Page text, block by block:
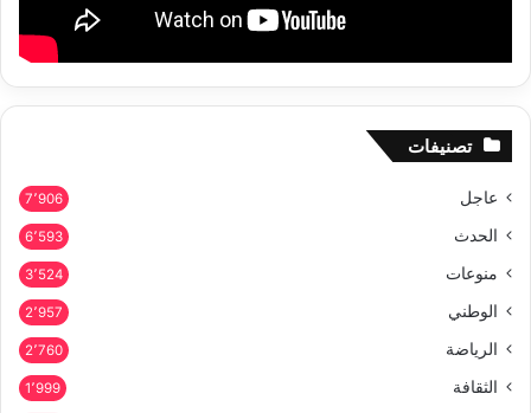
تصنيفات
عاجل 7٬906
الحدث 6٬593
منوعات 3٬524
الوطني 2٬957
الرياضة 2٬760
الثقافة 1٬999